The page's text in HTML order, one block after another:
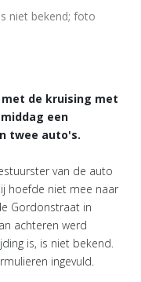
niet bekend; foto
met de kruising met
een
twee auto's.
van de auto
hoefde niet mee naar
Gordonstraat in
achteren werd
is, is niet bekend.
ingevuld.